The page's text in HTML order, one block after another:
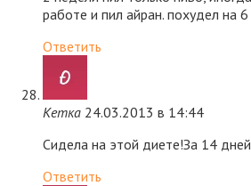
работе и пил айран. похудел на 6
Ответить
Кетка 24.03.2013 в 14:44
Сидела на этой диете!За 14 дней
Ответить